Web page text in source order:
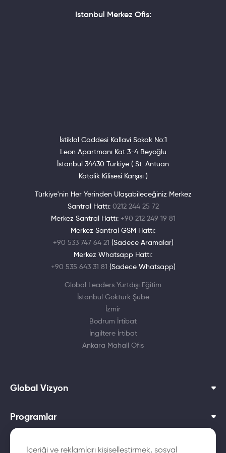
İçeriği ve reklamları kişiselleştirmek, sosyal
Istanbul Merkez Ofis:
İstiklal Caddesi Kallavi Sokak No:1
Leon Apartmanı Kat 3-4 Beyoğlu
İstanbul 34430 Türkiye ( St. Antuan
Katolik Kilisesi Karşısı )
Türkiye'nin Her Yerinden Ulaşabileceğiniz Merkez
Santral Hattı: 0212 244 25 72
Merkez Santral Hattı: +90 212 249 19 81
Merkez Santral GSM Hattı:
+90 533 747 64 21 (Sadece Aramalar)
Merkez Whatsapp Hattı:
+90 535 643 31 81 (Sadece Whatsapp)
Global Leaders Yurtdışı Eğitim
İstanbul Göktürk Şube
İzmir
Bodrum İrtibat
İngiltere İrtibat
Ankara Mahall Ofis
Global Vizyon
Programlar
Dil Okulları